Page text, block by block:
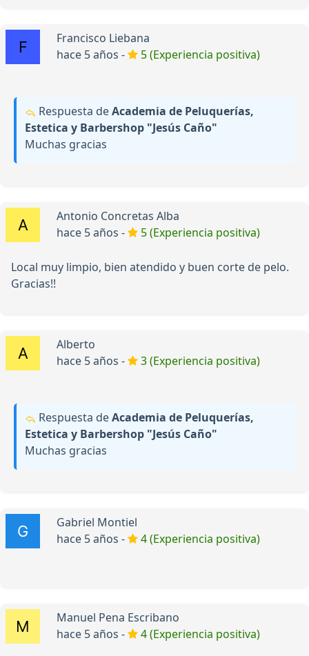
Francisco Liebana
hace 5 años -
5 (Experiencia positiva)
Respuesta deAcademia de Peluquerías,
Estetica y Barbershop "Jesús Caño"
Muchas gracias
Antonio Concretas Alba
hace 5 años -
5 (Experiencia positiva)
Local muy limpio, bien atendido y buen corte de pelo.
Gracias!!
Alberto
hace 5 años -
3 (Experiencia positiva)
Respuesta deAcademia de Peluquerías,
Estetica y Barbershop "Jesús Caño"
Muchas gracias
Gabriel Montiel
hace 5 años -
4 (Experiencia positiva)
Manuel Pena Escribano
hace 5 años -
4 (Experiencia positiva)